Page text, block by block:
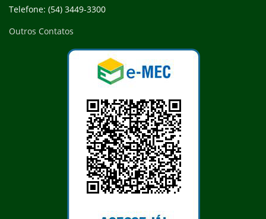
Telefone: (54) 3449-3300
Outros Contatos